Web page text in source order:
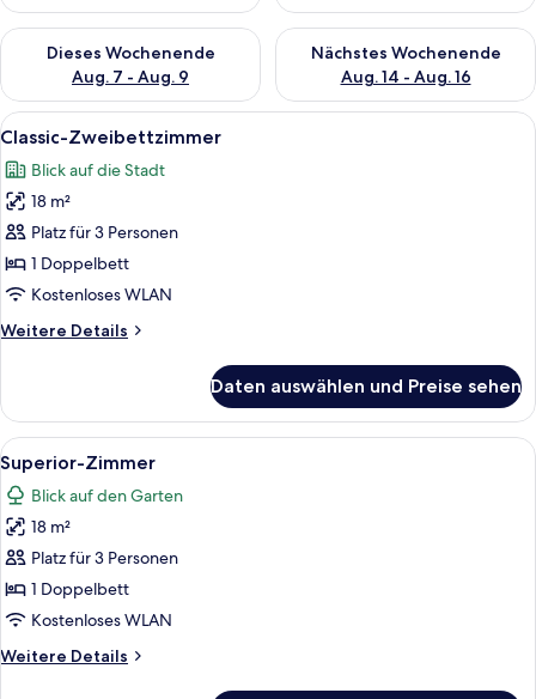
Dieses Wochenende
Aug. 7 - Aug. 9
Überprüfe die Verfügbarkeit für dieses Wochenende, Aug. 7
Nächstes Wochenende
Aug. 14 - Aug. 16
Überprüfe die Verfügbarkeit
Alle
Fotos
für
Classic-
Zweibettzimmer
anzeigen
Ein Schlafzimmer mit einem großen
3
Classic-Zweibettzimmer
Blick auf die Stadt
18 m²
Platz für 3 Personen
1 Doppelbett
Kostenloses WLAN
Weitere Details
Weitere
Zweibettzimmer
Daten auswählen und Preise sehen
Alle
Fotos
für
Superior-
Zimmer
anzeigen
Ein Hotelzimmer mit einem großen
5
Superior-Zimmer
Blick auf den Garten
18 m²
Platz für 3 Personen
1 Doppelbett
Kostenloses WLAN
Weitere Details
Weitere